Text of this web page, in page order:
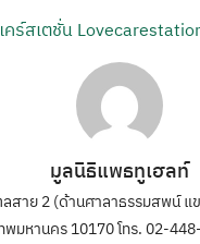
คร์สเตชั่น
มูลนิธิแพธทูเฮลท์
าย 2 (ด้านศาลาธรรมสพน์ แ
มหานคร 10170 โทร. 02-